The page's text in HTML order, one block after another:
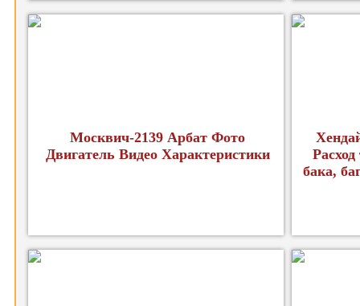
Москвич-2139 Арбат Фото
Двигатель Видео Характеристики
бака,